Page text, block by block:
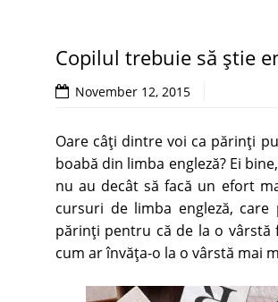
Copilul trebuie să ştie
November 12, 2015
Oare câţi dintre voi ca părinţi
boabă din limba engleză? Ei
nu au decât să facă un efort
cursuri de limba engleză,
părinţi pentru că de la o
cum ar învăţa-o la o vârstă mai